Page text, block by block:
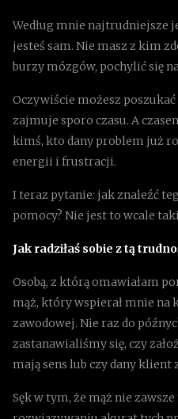
Według mnie najtrudniejsze
jesteś sam. Nie masz z kim
burzy mózgów, pochylić się
Oczywiście możesz
zajmuje sporo czasu. A
kimś, kto dany problem już
energii i frustracji.
I teraz pytanie: jak znaleźć
pomocy? Nie jest to wcale
Jak radziłaś sobie z tą
Osobą, z którą omawiałam
mąż, który wspierał mnie
zawodowej. Nie raz do
zastanawialiśmy się, czy
mają sens lub czy dany
Sęk w tym, że mąż nie